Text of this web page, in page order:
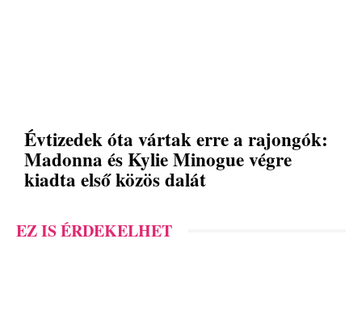
Évtizedek óta vártak erre a rajongók:
Madonna és Kylie Minogue végre
kiadta első közös dalát
EZ IS ÉRDEKELHET